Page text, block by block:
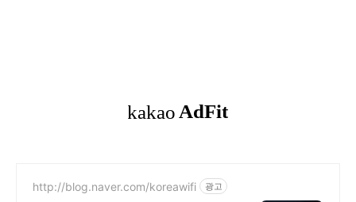
http://blog.naver.com/koreawifi 광고